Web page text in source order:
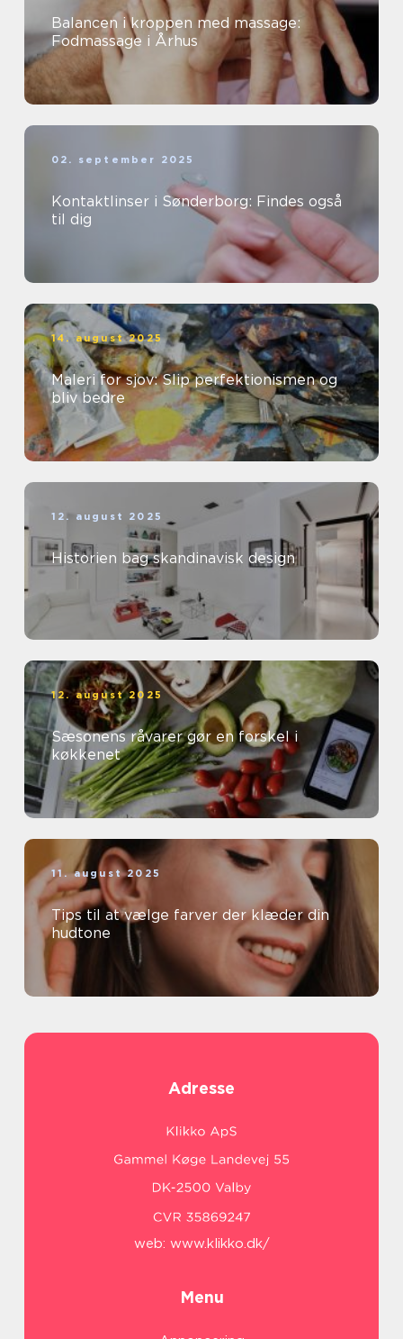
Balancen i kroppen med massage:
Fodmassage i Århus
02. september 2025
Kontaktlinser i Sønderborg: Findes også
til dig
14. august 2025
Maleri for sjov: Slip perfektionismen og
bliv bedre
12. august 2025
Historien bag skandinavisk design
12. august 2025
Sæsonens råvarer gør en forskel i
køkkenet
11. august 2025
Tips til at vælge farver der klæder din
hudtone
Adresse
web: www.klikko.dk/
Menu